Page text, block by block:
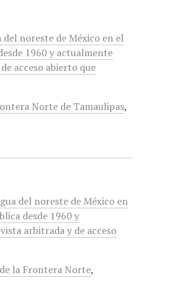
noreste de México en el
1960 y actualmente
acceso abierto que
Norte de Tamaulipas,
del noreste de México en
desde 1960 y
arbitrada y de acceso
la Frontera Norte,